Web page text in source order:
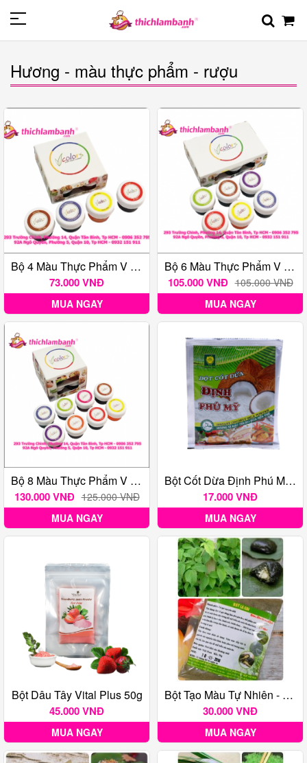
Hương - màu thực phẩm - rượu
Bộ 4 Màu Thực Phẩm V Color Dạng Gel
73.000 VNĐ
MUA NGAY
Bộ 6 Màu Thực Phẩm V Color Dạng Gel
105.000 VNĐ 105.000 VNĐ
MUA NGAY
Bộ 8 Màu Thực Phẩm V Color Dạng Gel
130.000 VNĐ 125.000 VNĐ
MUA NGAY
Bột Cốt Dừa Định Phú Mỹ 50 Gr
17.000 VNĐ
MUA NGAY
Bột Dâu Tây Vital Plus 50g
45.000 VNĐ
MUA NGAY
Bột Tạo Màu Tự Nhiên - Lá Gai 50 Gr
30.000 VNĐ
MUA NGAY